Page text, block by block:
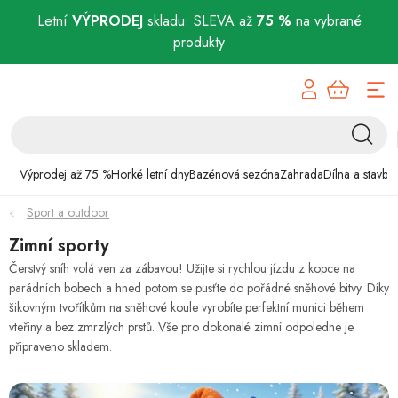
Letní VÝPRODEJskladu: SLEVA až 75 % na vybrané
produkty
Výprodej až 75 %Horké letní dnyBazénová sezónaZahradaDílna a stavba
Bazénová sezóna
Zahrada
Dílna a stavba
Domácnost
Chovatelské potřeby
Sport a outdoor
Zimní sporty
Čerstvý sníh volá ven za zábavou! Užijte si rychlou jízdu z kopce na
parádních bobech a hned potom se pusťte do pořádné sněhové bitvy. Díky
šikovným tvořítkům na sněhové koule vyrobíte perfektní munici během
vteřiny a bez zmrzlých prstů. Vše pro dokonalé zimní odpoledne je
připraveno skladem.